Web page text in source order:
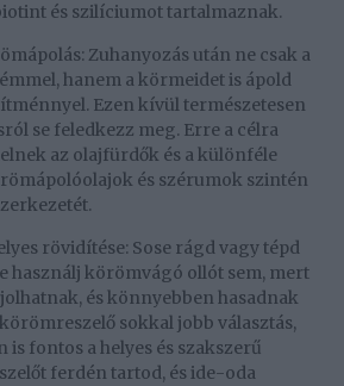
és szilíciumot tartalmaznak.
Zuhanyozás után ne csak a
hanem a körmeidet is ápold
Ezen kívül természetesen
se feledkezz meg. Erre a célra
az olajfürdők és a különféle
és szérumok szintén
rövidítése: Sose rágd vagy tépd
használj körömvágó ollót sem, mert
és könnyebben hasadnak
sokkal jobb választás,
is fontos a helyes és szakszerű
ferdén tartod, és ide-oda